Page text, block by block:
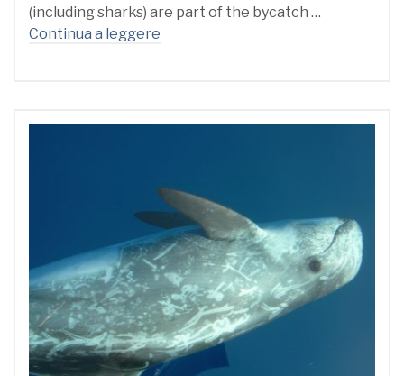
(including sharks) are part of the bycatch …
Continua a leggere